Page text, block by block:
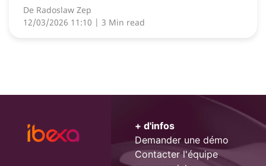
De Radoslaw Zep
12/03/2026 11:10 | 3 Min read